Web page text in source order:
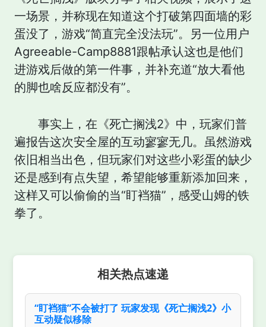
一场景，并称现在知道这个打破第四面墙的彩
蛋没了，游戏“简直完全没法玩”。另一位用户
Agreeable-Camp8881跟帖承认这也是他们
进游戏后做的第一件事，并补充道“放大看他
的脚也啥反应都没有”。
事实上，在《死亡搁浅2》中，玩家们普
遍报告这次安全屋的互动寥寥无几。虽然游戏
依旧相当出色，但玩家们对这些小彩蛋的缺少
还是感到有点失望，希望能够重新添加回来，
这样又可以偷偷的当“盯裆猫”，感受山姆的铁
拳了。
相关热点速递
“盯裆猫”不会被打了 玩家发现《死亡搁浅2》小
互动疑似移除